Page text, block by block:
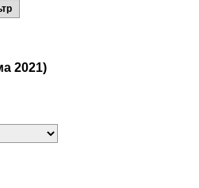
2021)